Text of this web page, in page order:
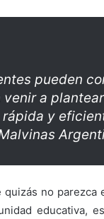
pueden
venir a
y
no
educativa,